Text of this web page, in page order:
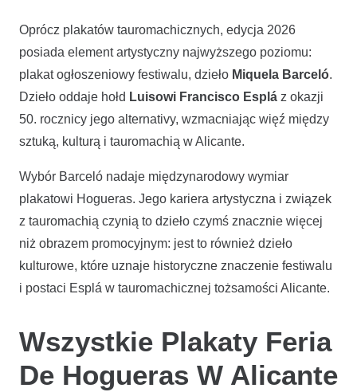
Oprócz plakatów tauromachicznych, edycja 2026
posiada element artystyczny najwyższego poziomu:
plakat ogłoszeniowy festiwalu, dzieło Miquela Barceló.
Dzieło oddaje hołd Luisowi Francisco Esplá z okazji
50. rocznicy jego alternativy, wzmacniając więź między
sztuką, kulturą i tauromachią w Alicante.
Wybór Barceló nadaje międzynarodowy wymiar
plakatowi Hogueras. Jego kariera artystyczna i związek
z tauromachią czynią to dzieło czymś znacznie więcej
niż obrazem promocyjnym: jest to również dzieło
kulturowe, które uznaje historyczne znaczenie festiwalu
i postaci Esplá w tauromachicznej tożsamości Alicante.
Wszystkie Plakaty Feria
De Hogueras W Alicante